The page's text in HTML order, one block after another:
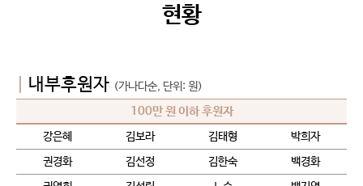
현황
내부후원자 (가나다순, 단위: 원)
100만 원 이하 후원자
강은혜 김보라 김태형
박희자
권경화
김선정 김한숙
백경화